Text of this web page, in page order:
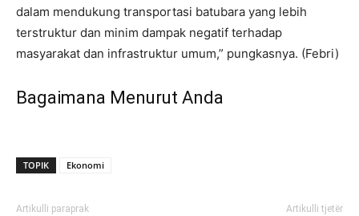
dalam mendukung transportasi batubara yang lebih
terstruktur dan minim dampak negatif terhadap
masyarakat dan infrastruktur umum,” pungkasnya. (Febri)
Bagaimana Menurut Anda
TOPIK Ekonomi
Artikulli paraprak Artikulli tjetër